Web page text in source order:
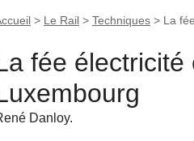
> Le Rail > Techniques > La
fée
Danloy.